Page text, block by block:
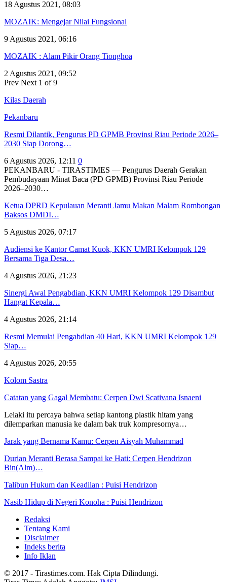
18 Agustus 2021, 08:03
MOZAIK: Mengejar Nilai Fungsional
9 Agustus 2021, 06:16
MOZAIK : Alam Pikir Orang Tionghoa
2 Agustus 2021, 09:52
Prev Next 1 of 9
Kilas Daerah
Pekanbaru
Resmi Dilantik, Pengurus PD GPMB Provinsi Riau Periode 2026–
2030 Siap Dorong…
6 Agustus 2026, 12:11 0
PEKANBARU - TIRASTIMES — Pengurus Daerah Gerakan
Pembudayaan Minat Baca (PD GPMB) Provinsi Riau Periode
2026–2030…
Ketua DPRD Kepulauan Meranti Jamu Makan Malam Rombongan
Baksos DMDI…
5 Agustus 2026, 07:17
Audiensi ke Kantor Camat Kuok, KKN UMRI Kelompok 129
Bersama Tiga Desa…
4 Agustus 2026, 21:23
Sinergi Awal Pengabdian, KKN UMRI Kelompok 129 Disambut
Hangat Kepala…
4 Agustus 2026, 21:14
Resmi Memulai Pengabdian 40 Hari, KKN UMRI Kelompok 129
Siap…
4 Agustus 2026, 20:55
Kolom Sastra
Catatan yang Gagal Membatu: Cerpen Dwi Scativana Isnaeni
Lelaki itu percaya bahwa setiap kantong plastik hitam yang
dilemparkan manusia ke dalam bak truk kompresornya…
Jarak yang Bernama Kamu: Cerpen Aisyah Muhammad
Durian Meranti Berasa Sampai ke Hati: Cerpen Hendrizon
Bin(Alm)…
Talibun Hukum dan Keadilan : Puisi Hendrizon
Nasib Hidup di Negeri Konoha : Puisi Hendrizon
Redaksi
Tentang Kami
Disclaimer
Indeks berita
Info Iklan
© 2017 - Tirastimes.com. Hak Cipta Dilindungi.